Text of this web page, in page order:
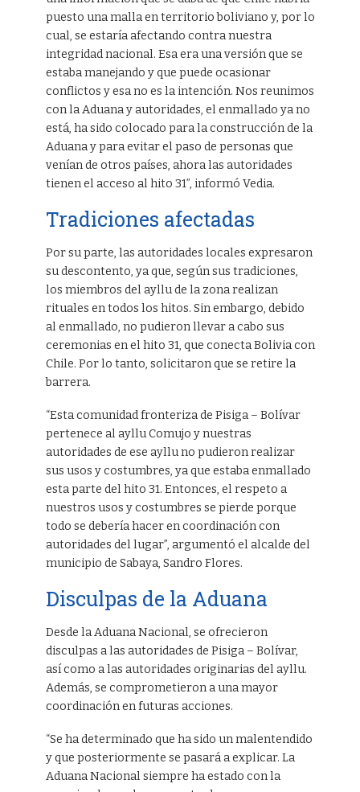
puesto una malla en territorio boliviano y, por lo
cual, se estaría afectando contra nuestra
integridad nacional. Esa era una versión que se
estaba manejando y que puede ocasionar
conflictos y esa no es la intención. Nos reunimos
con la Aduana y autoridades, el enmallado ya no
está, ha sido colocado para la construcción de la
Aduana y para evitar el paso de personas que
venían de otros países, ahora las autoridades
tienen el acceso al hito 31”, informó Vedia.
Tradiciones afectadas
Por su parte, las autoridades locales expresaron
su descontento, ya que, según sus tradiciones,
los miembros del ayllu de la zona realizan
rituales en todos los hitos. Sin embargo, debido
al enmallado, no pudieron llevar a cabo sus
ceremonias en el hito 31, que conecta Bolivia con
Chile. Por lo tanto, solicitaron que se retire la
barrera.
“Esta comunidad fronteriza de Pisiga – Bolívar
pertenece al ayllu Comujo y nuestras
autoridades de ese ayllu no pudieron realizar
sus usos y costumbres, ya que estaba enmallado
esta parte del hito 31. Entonces, el respeto a
nuestros usos y costumbres se pierde porque
todo se debería hacer en coordinación con
autoridades del lugar”, argumentó el alcalde del
municipio de Sabaya, Sandro Flores.
Disculpas de la Aduana
Desde la Aduana Nacional, se ofrecieron
disculpas a las autoridades de Pisiga – Bolívar,
así como a las autoridades originarias del ayllu.
Además, se comprometieron a una mayor
coordinación en futuras acciones.
“Se ha determinado que ha sido un malentendido
y que posteriormente se pasará a explicar. La
Aduana Nacional siempre ha estado con la